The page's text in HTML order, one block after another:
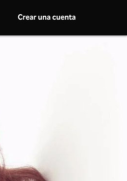
Crear una cuenta